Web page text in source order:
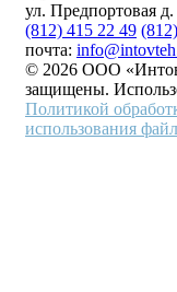
ул. Предпортовая
(812) 415 22 49
почта:
© 2026 ООО
защищены.
Политикой
использования